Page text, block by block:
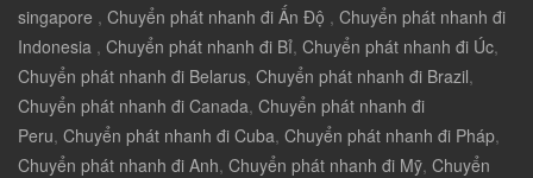
singapore , Chuyển phát nhanh đi Ấn Độ , Chuyển phát nhanh đi
Indonesia , Chuyển phát nhanh đi Bỉ, Chuyển phát nhanh đi Úc,
Chuyển phát nhanh đi Belarus, Chuyển phát nhanh đi Brazil,
Chuyển phát nhanh đi Canada, Chuyển phát nhanh đi
Peru, Chuyển phát nhanh đi Cuba, Chuyển phát nhanh đi Pháp,
Chuyển phát nhanh đi Anh, Chuyển phát nhanh đi Mỹ, Chuyển